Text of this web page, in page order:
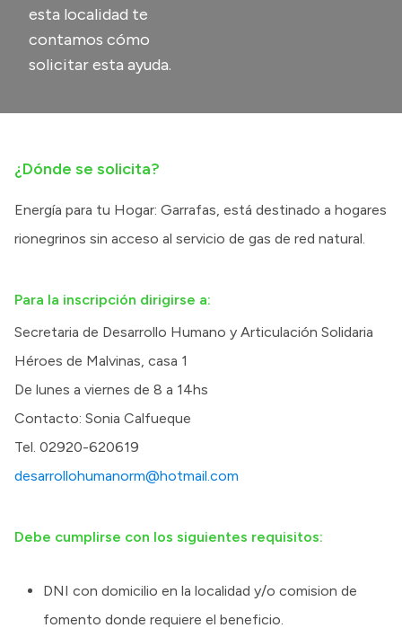
Consulta de expedientes
Consulta de pago a proveedores
Convocatorias
esta localidad te
contamos cómo
solicitar esta ayuda.
¿Dónde se solicita?
Energía para tu Hogar: Garrafas, está destinado a hogares
rionegrinos sin acceso al servicio de gas de red natural.
Para la inscripción dirigirse a:
Secretaria de Desarrollo Humano y Articulación Solidaria
Héroes de Malvinas, casa 1
De lunes a viernes de 8 a 14hs
Contacto: Sonia Calfueque
Tel. 02920-620619
desarrollohumanorm@hotmail.com
Debe cumplirse con los siguientes requisitos:
DNI con domicilio en la localidad y/o comision de
fomento donde requiere el beneficio.